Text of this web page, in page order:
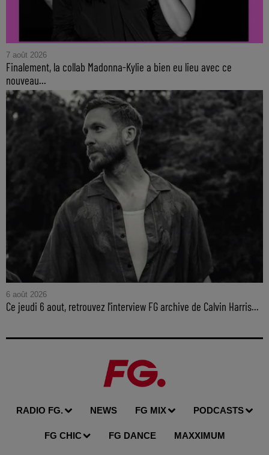
7 août 2026
Finalement, la collab Madonna-Kylie a bien eu lieu avec ce
nouveau...
6 août 2026
Ce jeudi 6 aout, retrouvez l'interview FG archive de Calvin Harris...
RADIO FG. NEWS FG MIX PODCASTS
FG CHIC FG DANCE MAXXIMUM